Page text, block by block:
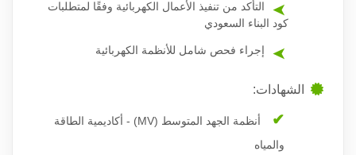
التأكد من تنفيذ الأعمال الكهربائية وفقًا لمتطلبات
كود البناء السعودي
إجراء فحص شامل للأنظمة الكهربائية
الشهادات:
أنظمة الجهد المتوسط (MV) - أكاديمية الطاقة
والمياه